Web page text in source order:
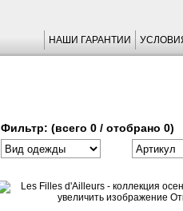
НАШИ ГАРАНТИИ
Фильтр: (всего 0 / отобрано 0)